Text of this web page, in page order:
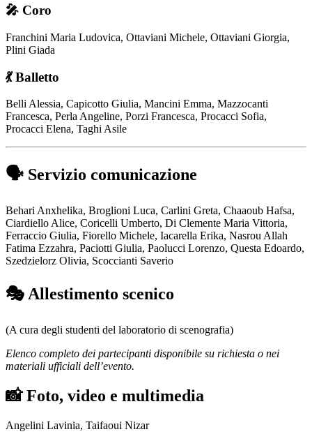
🎤 Coro
Franchini Maria Ludovica, Ottaviani Michele, Ottaviani Giorgia,
Plini Giada
💃Balletto
Belli Alessia, Capicotto Giulia, Mancini Emma, Mazzocanti
Francesca, Perla Angeline, Porzi Francesca, Procacci Sofia,
Procacci Elena, Taghi Asile
🗣️ Servizio comunicazione
Behari Anxhelika, Broglioni Luca, Carlini Greta, Chaaoub Hafsa,
Ciardiello Alice, Coricelli Umberto, Di Clemente Maria Vittoria,
Ferraccio Giulia, Fiorello Michele, Iacarella Erika, Nasrou Allah
Fatima Ezzahra, Paciotti Giulia, Paolucci Lorenzo, Questa Edoardo,
Szedzielorz Olivia, Scoccianti Saverio
🎭 Allestimento scenico
(A cura degli studenti del laboratorio di scenografia)
Elenco completo dei partecipanti disponibile su richiesta o nei
materiali ufficiali dell’evento.
📸Foto, video e multimedia
Angelini Lavinia, Taifaoui Nizar